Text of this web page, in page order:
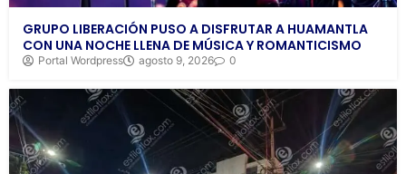
GRUPO LIBERACIÓN PUSO A DISFRUTAR A HUAMANTLA
CON UNA NOCHE LLENA DE MÚSICA Y ROMANTICISMO
Portal Wordpress agosto 9, 2026 0